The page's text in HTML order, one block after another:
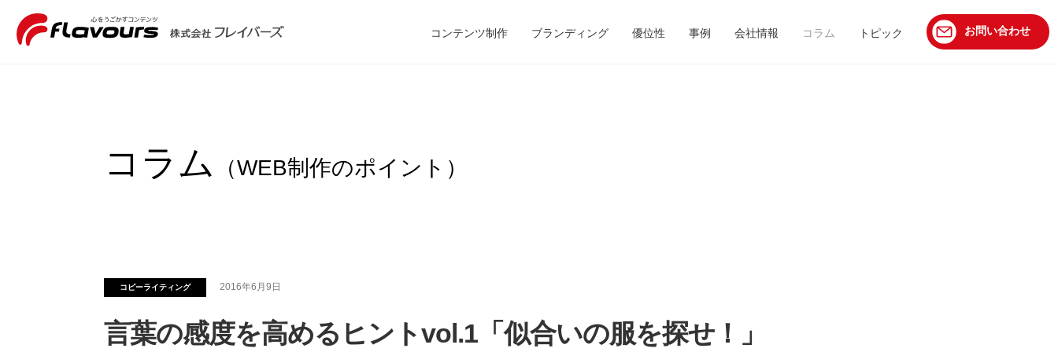
コンテンツ制作 ブランディング 優位性 事例 会社情報 コラム トピック お問い合わせ
コラム （WEB制作のポイント）
コピーライティング 2016年6月9日
言葉の感度を高めるヒントvol.1「似合いの服を探せ！」